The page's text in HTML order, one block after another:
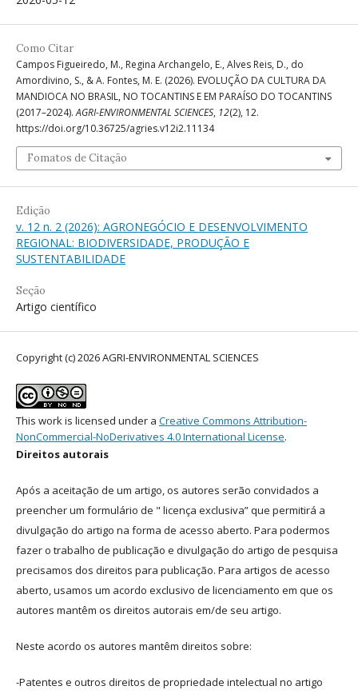
Como Citar
Campos Figueiredo, M., Regina Archangelo, E., Alves Reis, D., do
Amordivino, S., & A. Fontes, M. E. (2026). EVOLUÇÃO DA CULTURA DA
MANDIOCA NO BRASIL, NO TOCANTINS E EM PARAÍSO DO TOCANTINS
(2017–2024).AGRI-ENVIRONMENTAL SCIENCES, 12(2), 12.
https://doi.org/10.36725/agries.v12i2.11134
Fomatos de Citação
Edição
v. 12 n. 2 (2026): AGRONEGÓCIO E DESENVOLVIMENTO
REGIONAL: BIODIVERSIDADE, PRODUÇÃO E
SUSTENTABILIDADE
Seção
Artigo científico
Copyright (c) 2026 AGRI-ENVIRONMENTAL SCIENCES
This work is licensed under a Creative Commons Attribution-
NonCommercial-NoDerivatives 4.0 International License.
Direitos autorais
Após a aceitação de um artigo, os autores serão convidados a
preencher um formulário de " licença exclusiva” que permitirá a
divulgação do artigo na forma de acesso aberto. Para podermos
fazer o trabalho de publicação e divulgação do artigo de pesquisa
precisamos dos direitos para publicação. Para artigos de acesso
aberto, usamos um acordo exclusivo de licenciamento em que os
autores mantêm os direitos autorais em/de seu artigo.
Neste acordo os autores mantêm direitos sobre:
-Patentes e outros direitos de propriedade intelectual no artigo